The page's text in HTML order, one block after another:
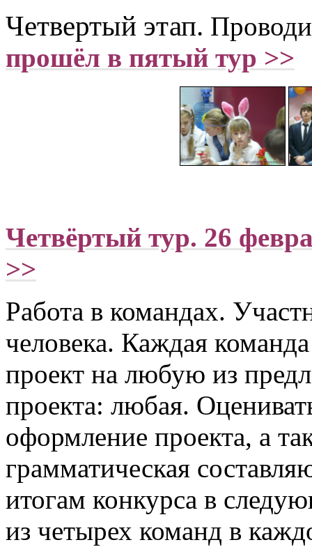
Четвертый этап.
прошёл в пятый тур >>
Четвёртый тур. 26
>>
Работа в командах.
человека. Каждая
проект на любую из
проекта: любая.
оформление проекта, а
грамматическая
итогам конкурса в
из четырех команд в